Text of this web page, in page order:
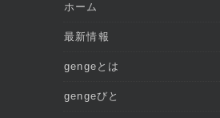
ホーム
最新情報
gengeとは
gengeびと